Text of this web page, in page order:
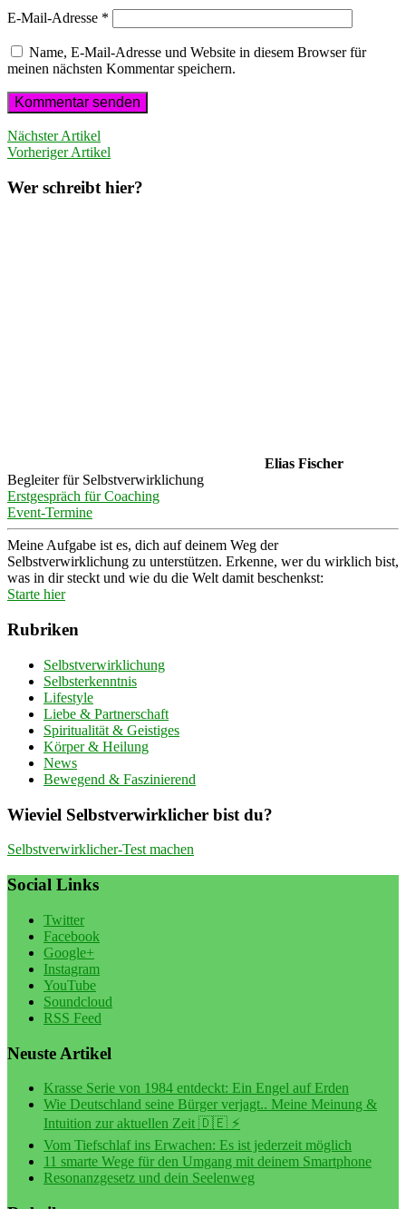
E-Mail-Adresse *
Name, E-Mail-Adresse und Website in diesem Browser für
meinen nächsten Kommentar speichern.
Nächster Artikel
Vorheriger Artikel
Wer schreibt hier?
Elias Fischer
Begleiter für Selbstverwirklichung
Erstgespräch für Coaching
Event-Termine
Meine Aufgabe ist es, dich auf deinem Weg der
Selbstverwirklichung zu unterstützen. Erkenne, wer du wirklich bist,
was in dir steckt und wie du die Welt damit beschenkst:
Starte hier
Rubriken
Selbstverwirklichung
Selbsterkenntnis
Lifestyle
Liebe & Partnerschaft
Spiritualität & Geistiges
Körper & Heilung
News
Bewegend & Faszinierend
Wieviel Selbstverwirklicher bist du?
Selbstverwirklicher-Test machen
Social Links
Twitter
Facebook
Google+
Instagram
YouTube
Soundcloud
RSS Feed
Neuste Artikel
Krasse Serie von 1984 entdeckt: Ein Engel auf Erden
Wie Deutschland seine Bürger verjagt.. Meine Meinung &
Intuition zur aktuellen Zeit 🇩🇪 ⚡️
Vom Tiefschlaf ins Erwachen: Es ist jederzeit möglich
11 smarte Wege für den Umgang mit deinem Smartphone
Resonanzgesetz und dein Seelenweg